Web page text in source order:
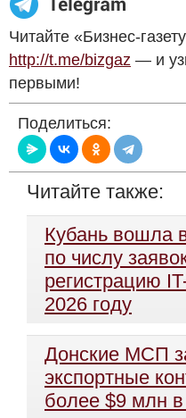
Читайте «Бизнес-
http://t.me/bizgaz — и
первыми!
Поделиться:
Читайте также:
Кубань вошла
по числу
регистрацию
2026 году
Донские МСП
экспортные
более $9 млн в